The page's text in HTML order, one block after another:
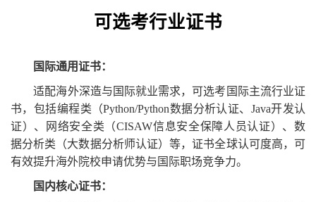
可选考行业证书
国际通用证书：
适配海外深造与国际就业需求，可选考国际主流行业证
书，包括编程类（Python/Python数据分析认证、Java开发认
证）、网络安全类（CISAW信息安全保障人员认证）、数
据分析类（大数据分析师认证）等，证书全球认可度高，可
有效提升海外院校申请优势与国际职场竞争力。
国内核心证书：